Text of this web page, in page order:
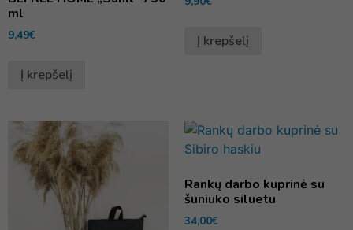
ml
9,49€
Į krepšelį
Į krepšelį
Rankų darbo kuprinė su
šuniuko siluetu
34,00€